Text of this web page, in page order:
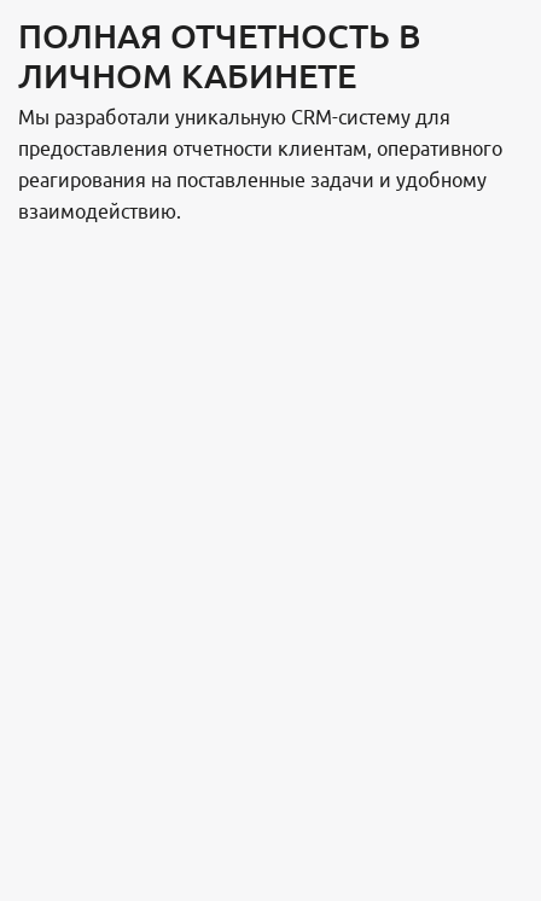
ПОЛНАЯ ОТЧЕТНОСТЬ В
ЛИЧНОМ КАБИНЕТЕ
Мы разработали уникальную CRM-систему для
предоставления отчетности клиентам, оперативного
реагирования на поставленные задачи и удобному
взаимодействию.